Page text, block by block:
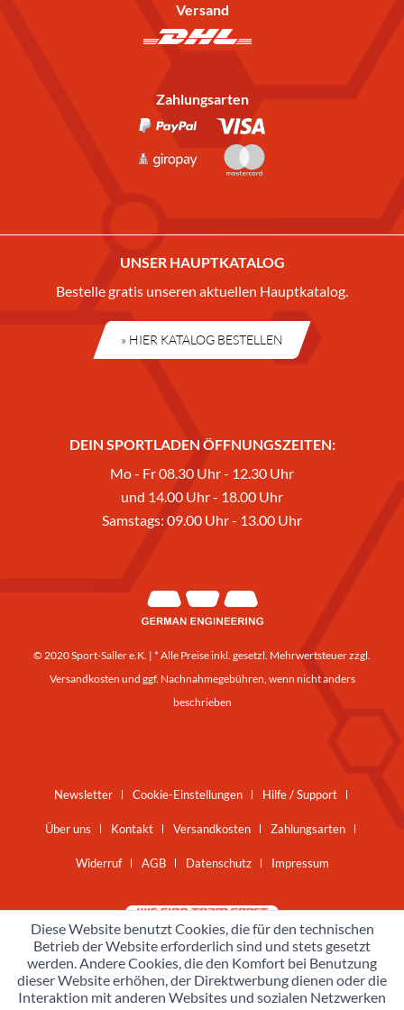
Versand
Zahlungsarten
UNSER HAUPTKATALOG
Bestelle gratis unseren aktuellen Hauptkatalog.
» HIER KATALOG BESTELLEN
DEIN SPORTLADEN ÖFFNUNGSZEITEN:
Mo - Fr 08.30 Uhr - 12.30 Uhr
und 14.00 Uhr - 18.00 Uhr
Samstags: 09.00 Uhr - 13.00 Uhr
© 2020 Sport-Saller e.K. | * Alle Preise inkl. gesetzl. Mehrwertsteuer zzgl.
Versandkosten und ggf. Nachnahmegebühren, wenn nicht anders
beschrieben
Newsletter Cookie-Einstellungen Hilfe / Support
Über uns Kontakt Versandkosten Zahlungsarten
Widerruf AGB Datenschutz Impressum
Diese Website benutzt Cookies, die für den technischen
Betrieb der Website erforderlich sind und stets gesetzt
werden. Andere Cookies, die den Komfort bei Benutzung
dieser Website erhöhen, der Direktwerbung dienen oder die
Interaktion mit anderen Websites und sozialen Netzwerken